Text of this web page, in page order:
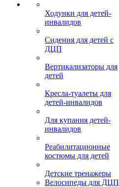
Ходунки для детей-
инвалидов
Сидения для детей с
ДЦП
Вертикализаторы для
детей
Кресла-туалеты для
детей-инвалидов
Для купания детей-
инвалидов
Реабилитационные
костюмы для детей
Детские тренажеры
Велосипеды для ДЦП